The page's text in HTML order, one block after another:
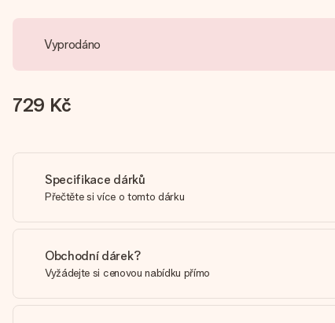
Vyprodáno
729 Kč
Specifikace dárků
Přečtěte si více o tomto dárku
Obchodní dárek?
Vyžádejte si cenovou nabídku přímo